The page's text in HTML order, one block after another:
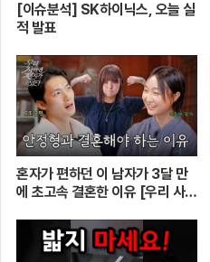
[이슈분석] SK하이닉스, 오늘 실
적 발표
혼자가 편하던 이 남자가 3달 만
에 초고속 결혼한 이유 [우리 사이